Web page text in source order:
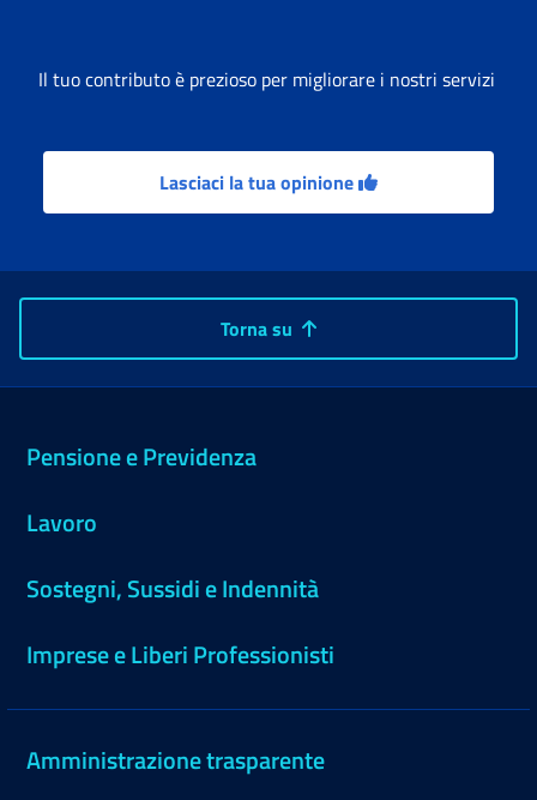
Il tuo contributo è prezioso per migliorare i nostri servizi
Lasciaci la tua opinione
Torna su
Pensione e Previdenza
Lavoro
Sostegni, Sussidi e Indennità
Imprese e Liberi Professionisti
Amministrazione trasparente